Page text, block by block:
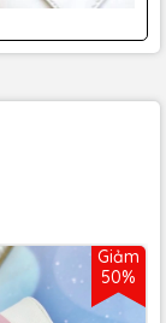
Giảm
50%